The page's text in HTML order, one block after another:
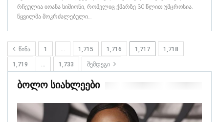
რჩეულია იოანა სიმიონი, რომელიც ქმარზე 30 წლით უმცროსია.
წყვილმა მოკრძალებული…
ᲬᲘᲜᲐ 1 … 1,715 1,716 1,717 1,718
1,719 … 1,733 ᲨᲔᲛᲓᲔᲒᲘ
Ბოლო Სიახლეები